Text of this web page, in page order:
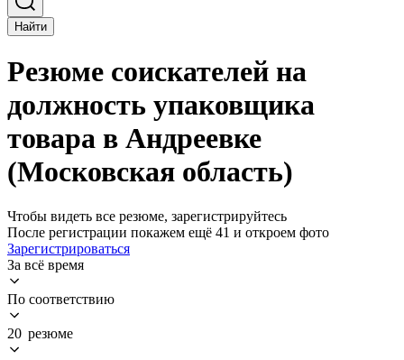
Найти
Резюме соискателей на
должность упаковщика
товара в Андреевке
(Московская область)
Чтобы видеть все резюме, зарегистрируйтесь
После регистрации покажем ещё 41 и откроем фото
Зарегистрироваться
За всё время
По соответствию
20 резюме